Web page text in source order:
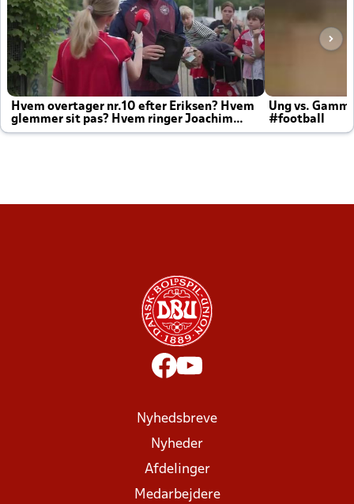
Hvem overtager nr.10 efter Eriksen? Hvem
glemmer sit pas? Hvem ringer Joachim
altid til efter kampe?
Ung vs.
#football
Nyhedsbreve
Nyheder
Afdelinger
Medarbejdere